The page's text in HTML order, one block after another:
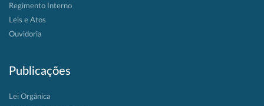
Regimento Interno
Leis e Atos
Ouvidoria
Publicações
Lei Orgânica